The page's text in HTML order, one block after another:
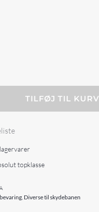
TILFØJ TIL KURV
topklasse
, Diverse til skydebanen